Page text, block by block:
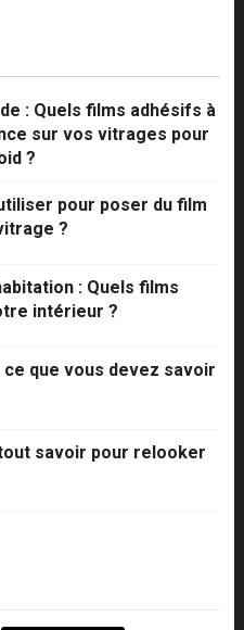
: Quels films adhésifs à
sur vos vitrages pour
?
pour poser du film
?
: Quels films
intérieur ?
ce que vous devez savoir
savoir pour relooker